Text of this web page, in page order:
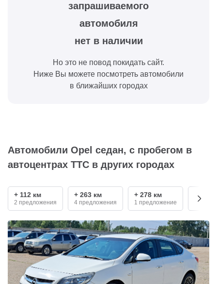
запрашиваемого
автомобиля
нет в наличии
Но это не повод покидать сайт.
Ниже Вы можете посмотреть автомобили
в ближайших городах
Автомобили Opel седан, с пробегом в
автоцентрах ТТС в других городах
+ 112 км
2 предложения
+ 263 км
4 предложения
+ 278 км
1 предложение
+ 296
5